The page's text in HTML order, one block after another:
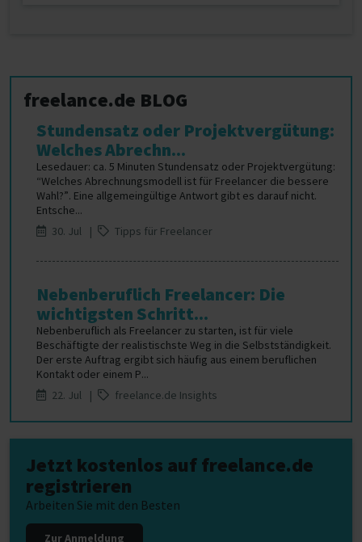
freelance.de BLOG
Stundensatz oder Projektvergütung:
Welches Abrechn...
Lesedauer: ca. 5 Minuten Stundensatz oder Projektvergütung:
“Welches Abrechnungsmodell ist für Freelancer die bessere
Wahl?”. Eine allgemeingültige Antwort gibt es darauf nicht.
Entsche...
30. Jul |
Tipps für Freelancer
Nebenberuflich Freelancer: Die
wichtigsten Schritt...
Nebenberuflich als Freelancer zu starten, ist für viele
Beschäftigte der realistischste Weg in die Selbstständigkeit.
Der erste Auftrag ergibt sich häufig aus einem beruflichen
Kontakt oder einem P...
22. Jul |
freelance.de Insights
Jetzt kostenlos auf freelance.de
registrieren
Arbeiten Sie mit den Besten
Zur Anmeldung